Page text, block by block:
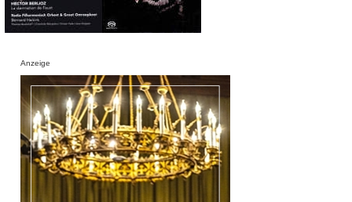
Anzeige